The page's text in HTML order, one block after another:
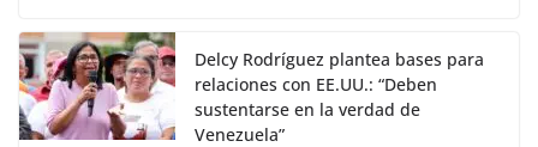
Delcy Rodríguez plantea bases para
relaciones con EE.UU.: “Deben
sustentarse en la verdad de
Venezuela”